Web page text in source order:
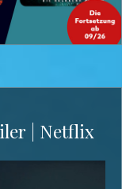
| Netflix